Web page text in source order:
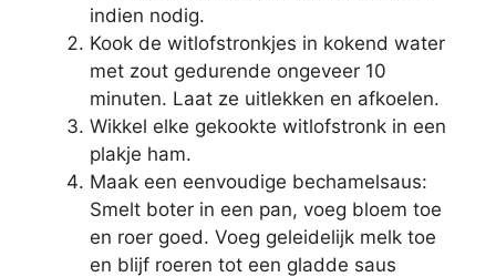
indien nodig.
Kook de witlofstronkjes in kokend water
met zout gedurende ongeveer 10
minuten. Laat ze uitlekken en afkoelen.
Wikkel elke gekookte witlofstronk in een
plakje ham.
Maak een eenvoudige bechamelsaus:
Smelt boter in een pan, voeg bloem toe
en roer goed. Voeg geleidelijk melk toe
en blijf roeren tot een gladde saus